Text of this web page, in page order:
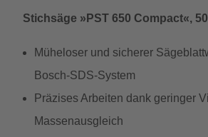
Stichsäge »PST 650 Compact«,
Müheloser und sicherer
Bosch-SDS-System
Präzises Arbeiten dank geringer
Massenausgleich